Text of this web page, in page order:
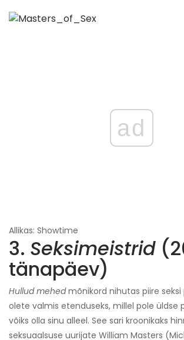
ad
Allikas: Showtime
3. Seksimeistrid
tänapäev)
Hullud mehedmõnikord nihutas piire seksi
olete valmis etenduseks, millel pole üldse
võiks olla sinu alleel. See sari kroonikaks
seksuaalsuse uurijate William Masters